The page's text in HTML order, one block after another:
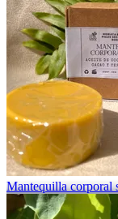
Mantequilla corporal